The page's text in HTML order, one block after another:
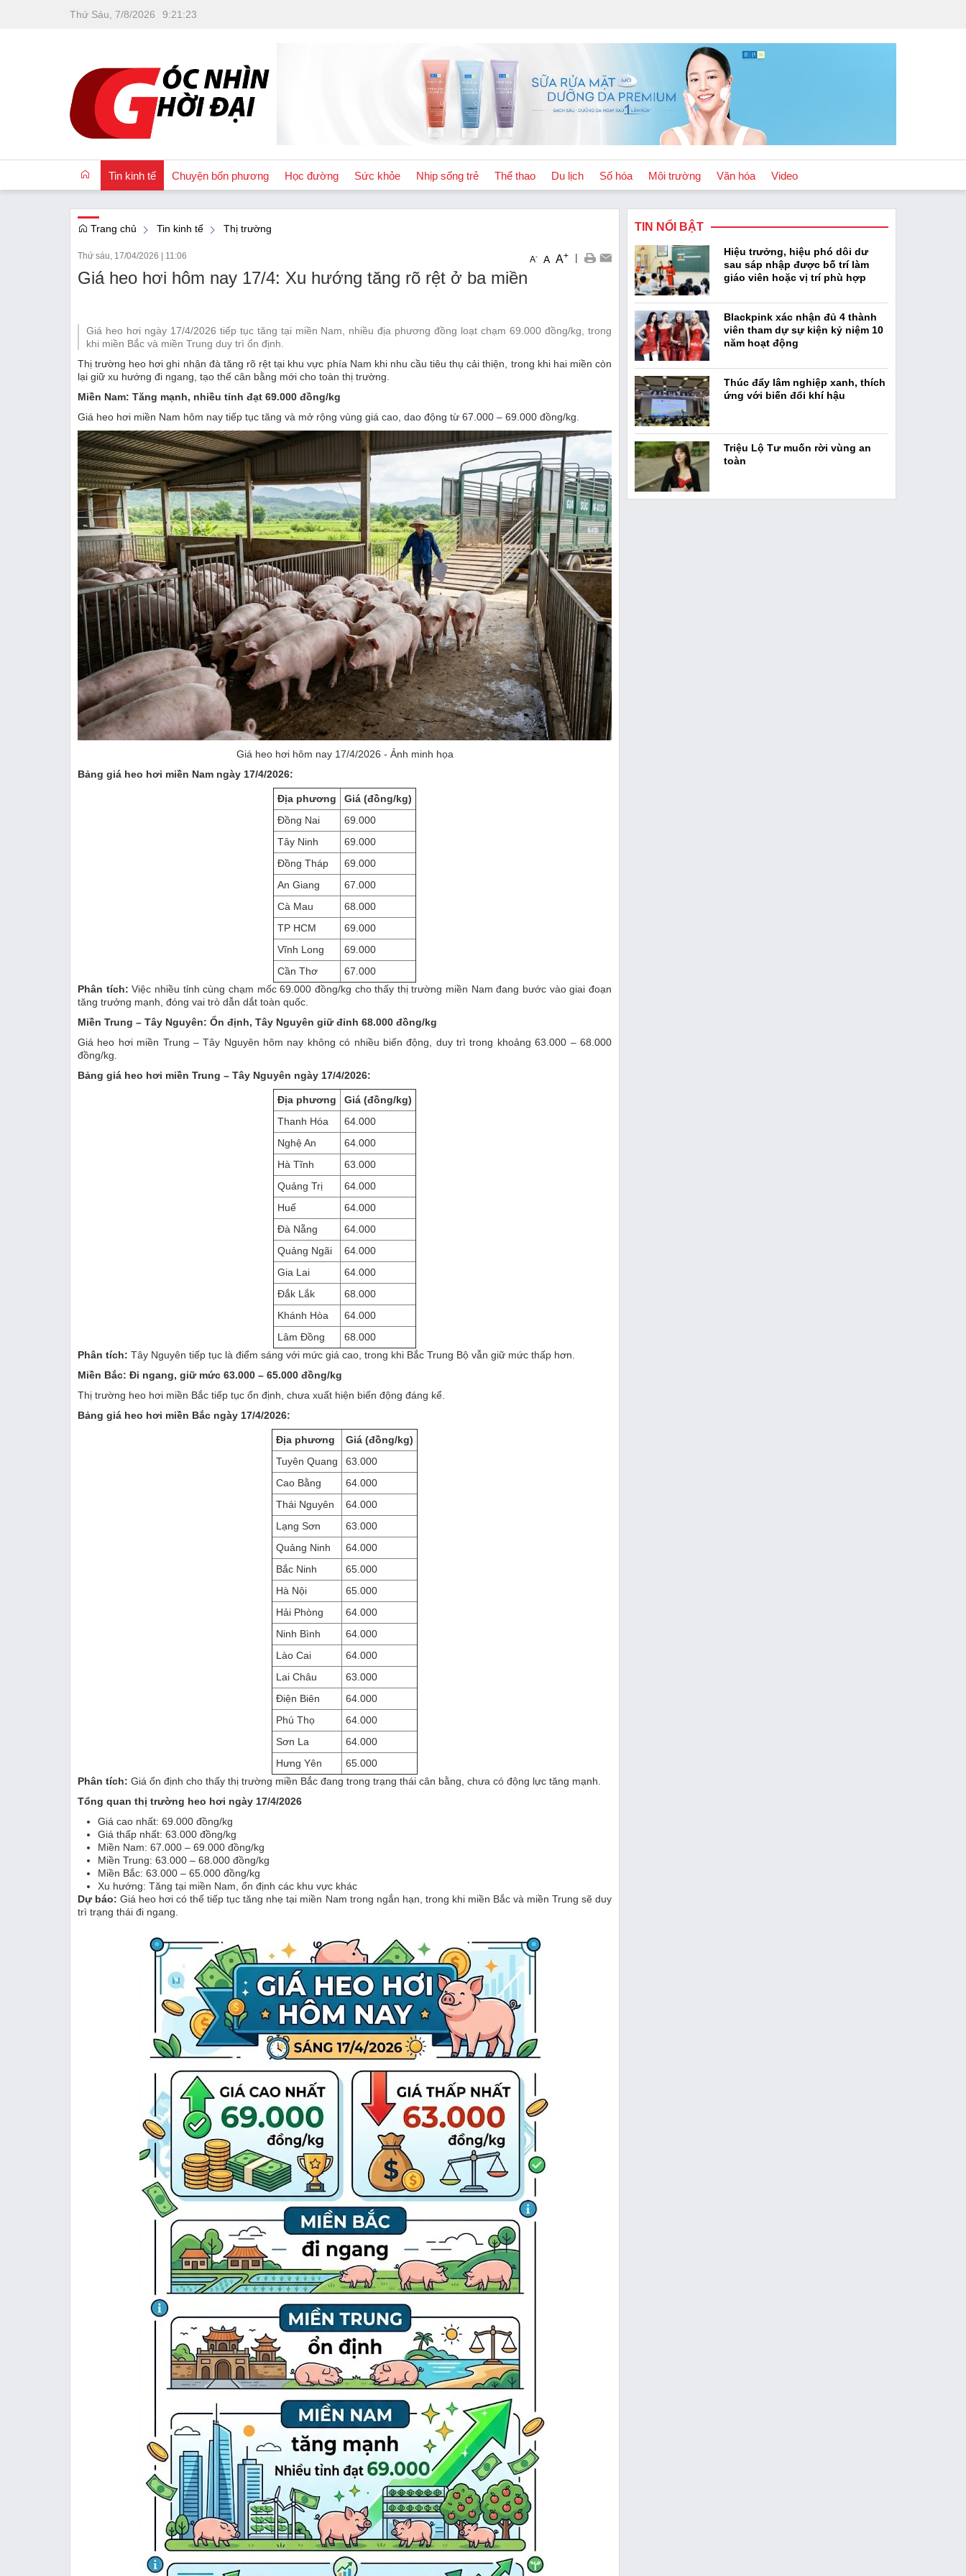
Thứ Sáu, 7/8/2026 9:21 :25
Tin kinh tế
Quốc tế
Thị trường
Emagazine
Chuyện bốn phương Học đường Sức khỏe Nhịp sống trẻ Thể thao Du lịch Số hóa Môi trường Văn hóa
Podcast
Video
Trang chủ Tin kinh tế Thị trường
Thứ sáu, 17/04/2026 | 11:06 A- A A+ |
Giá heo hơi hôm nay 17/4: Xu hướng tăng rõ rệt ở ba miền
Giá heo hơi ngày 17/4/2026 tiếp tục tăng tại miền Nam, nhiều địa phương đồng loạt chạm 69.000 đồng/kg, trong
khi miền Bắc và miền Trung duy trì ổn định.
Thị trường heo hơi ghi nhận đà tăng rõ rệt tại khu vực phía Nam khi nhu cầu tiêu thụ cải thiện, trong khi hai miền còn
lại giữ xu hướng đi ngang, tạo thế cân bằng mới cho toàn thị trường.
Miền Nam: Tăng mạnh, nhiều tỉnh đạt 69.000 đồng/kg
Giá heo hơi miền Nam hôm nay tiếp tục tăng và mở rộng vùng giá cao, dao động từ 67.000 – 69.000 đồng/kg.
Giá heo hơi hôm nay 17/4/2026 - Ảnh minh họa
Bảng giá heo hơi miền Nam ngày 17/4/2026:
Địa phương
Giá (đồng/kg)
Đồng Nai
69.000
Tây Ninh
69.000
Đồng Tháp
69.000
An Giang
67.000
Cà Mau
68.000
TP HCM
69.000
Vĩnh Long
69.000
Cần Thơ
67.000
Phân tích: Việc nhiều tỉnh cùng chạm mốc 69.000 đồng/kg cho thấy thị trường miền Nam đang bước vào giai đoạn
tăng trưởng mạnh, đóng vai trò dẫn dắt toàn quốc.
Miền Trung – Tây Nguyên: Ổn định, Tây Nguyên giữ đỉnh 68.000 đồng/kg
Giá heo hơi miền Trung – Tây Nguyên hôm nay không có nhiều biến động, duy trì trong khoảng 63.000 – 68.000
đồng/kg.
Bảng giá heo hơi miền Trung – Tây Nguyên ngày 17/4/2026:
Địa phương
Giá (đồng/kg)
Thanh Hóa
64.000
Nghệ An
64.000
Hà Tĩnh
63.000
Quảng Trị
64.000
Huế
64.000
Đà Nẵng
64.000
Quảng Ngãi
64.000
Gia Lai
64.000
Đắk Lắk
68.000
Khánh Hòa
64.000
Lâm Đồng
68.000
Phân tích: Tây Nguyên tiếp tục là điểm sáng với mức giá cao, trong khi Bắc Trung Bộ vẫn giữ mức thấp hơn.
Miền Bắc: Đi ngang, giữ mức 63.000 – 65.000 đồng/kg
Thị trường heo hơi miền Bắc tiếp tục ổn định, chưa xuất hiện biến động đáng kể.
Bảng giá heo hơi miền Bắc ngày 17/4/2026:
Địa phương
Giá (đồng/kg)
Tuyên Quang
63.000
Cao Bằng
64.000
Thái Nguyên
64.000
Lạng Sơn
63.000
Quảng Ninh
64.000
Bắc Ninh
65.000
Hà Nội
65.000
Hải Phòng
64.000
Ninh Bình
64.000
Lào Cai
64.000
Lai Châu
63.000
Điện Biên
64.000
Phú Thọ
64.000
Sơn La
64.000
Hưng Yên
65.000
Phân tích: Giá ổn định cho thấy thị trường miền Bắc đang trong trạng thái cân bằng, chưa có động lực tăng mạnh.
Tổng quan thị trường heo hơi ngày 17/4/2026
Giá cao nhất: 69.000 đồng/kg
Giá thấp nhất: 63.000 đồng/kg
Miền Nam: 67.000 – 69.000 đồng/kg
Miền Trung: 63.000 – 68.000 đồng/kg
Miền Bắc: 63.000 – 65.000 đồng/kg
Xu hướng: Tăng tại miền Nam, ổn định các khu vực khác
Dự báo: Giá heo hơi có thể tiếp tục tăng nhẹ tại miền Nam trong ngắn hạn, trong khi miền Bắc và miền Trung sẽ duy
trì trạng thái đi ngang.
TIN NỔI BẬT
Hiệu trưởng, hiệu phó dôi dư
sau sáp nhập được bố trí làm
giáo viên hoặc vị trí phù hợp
Blackpink xác nhận đủ 4 thành
viên tham dự sự kiện kỷ niệm 10
năm hoạt động
Thúc đẩy lâm nghiệp xanh, thích
ứng với biến đổi khí hậu
Triệu Lộ Tư muốn rời vùng an
toàn